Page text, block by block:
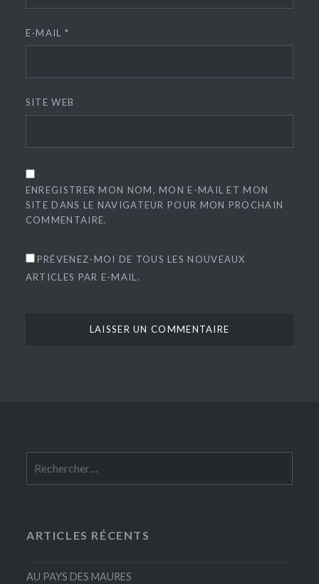
E-MAIL *
SITE WEB
ENREGISTRER MON NOM, MON E-MAIL ET MON
SITE DANS LE NAVIGATEUR POUR MON PROCHAIN
COMMENTAIRE.
PRÉVENEZ-MOI DE TOUS LES NOUVEAUX
ARTICLES PAR E-MAIL.
ARTICLES RÉCENTS
AU PAYS DES MAURES